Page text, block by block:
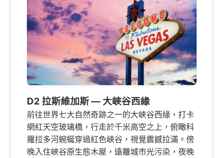
D2 拉斯維加斯 — 大峽谷西緣
前往世界七大自然奇跡之一的大峽谷西緣，打卡
網紅天空玻璃橋，行走於千米高空之上，俯瞰科
羅拉多河蜿蜒穿過紅色峽谷，視覺震撼拉滿。傍
晚入住峽谷原生態木屋，遠離城市光污染，夜晚